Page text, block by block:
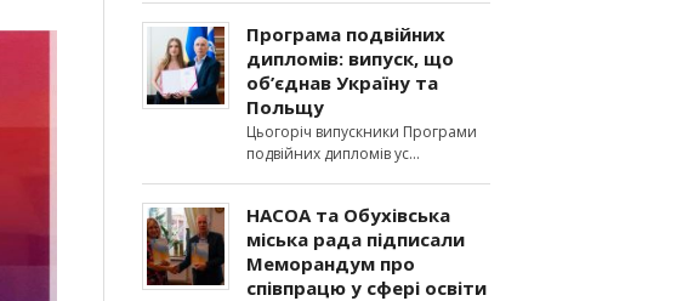
Програма подвійних
дипломів: випуск, що
об’єднав Україну та
Польщу
Цьогоріч випускники Програми
подвійних дипломів ус
НАСОА та Обухівська
міська рада підписали
Меморандум про
співпрацю у сфері освіти